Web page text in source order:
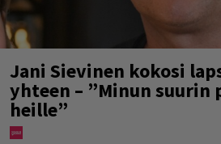
Jani Sievinen kokosi
yhteen – ”Minun suurin
heille”